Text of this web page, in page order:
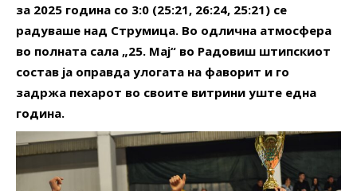
за 2025 година со 3:0 (25:21, 26:24, 25:21) се
радуваше над Струмица. Во одлична атмосфера
во полната сала „25. Мај“ во Радовиш штипскиот
состав ја оправда улогата на фаворит и го
задржа пехарот во своите витрини уште една
година.